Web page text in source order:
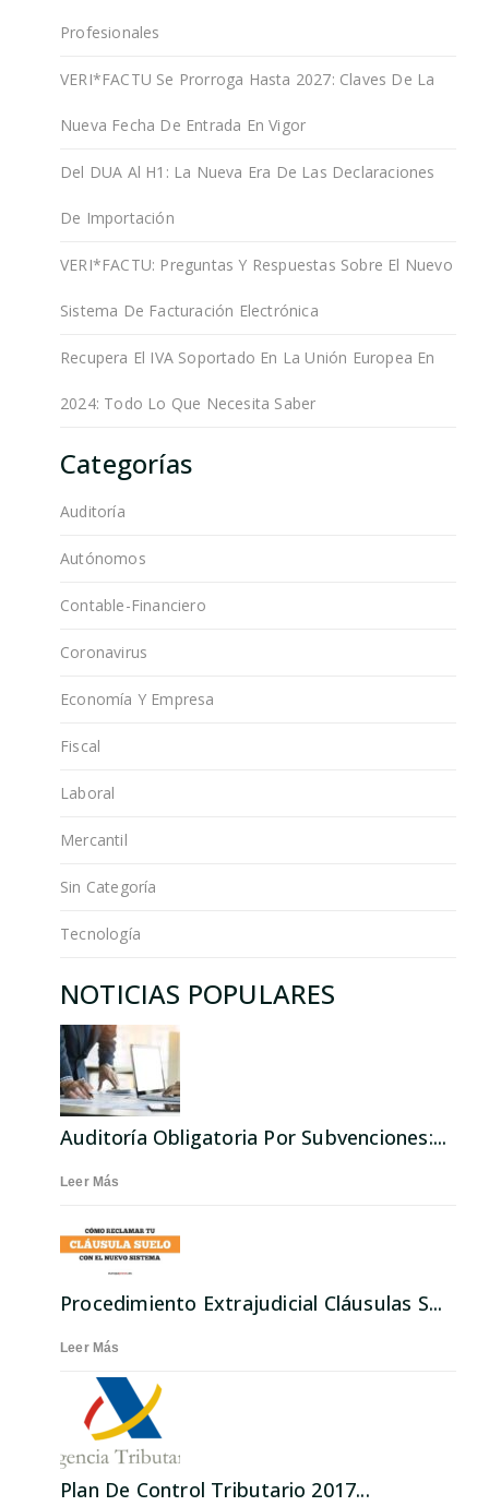
Profesionales
VERI*FACTU Se Prorroga Hasta 2027: Claves De La
Nueva Fecha De Entrada En Vigor
Del DUA Al H1: La Nueva Era De Las Declaraciones
De Importación
VERI*FACTU: Preguntas Y Respuestas Sobre El Nuevo
Sistema De Facturación Electrónica
Recupera El IVA Soportado En La Unión Europea En
2024: Todo Lo Que Necesita Saber
Categorías
Auditoría
Autónomos
Contable-Financiero
Coronavirus
Economía Y Empresa
Fiscal
Laboral
Mercantil
Sin Categoría
Tecnología
NOTICIAS POPULARES
Auditoría Obligatoria Por Subvenciones:...
Leer Más
Procedimiento Extrajudicial Cláusulas S...
Leer Más
Plan De Control Tributario 2017...